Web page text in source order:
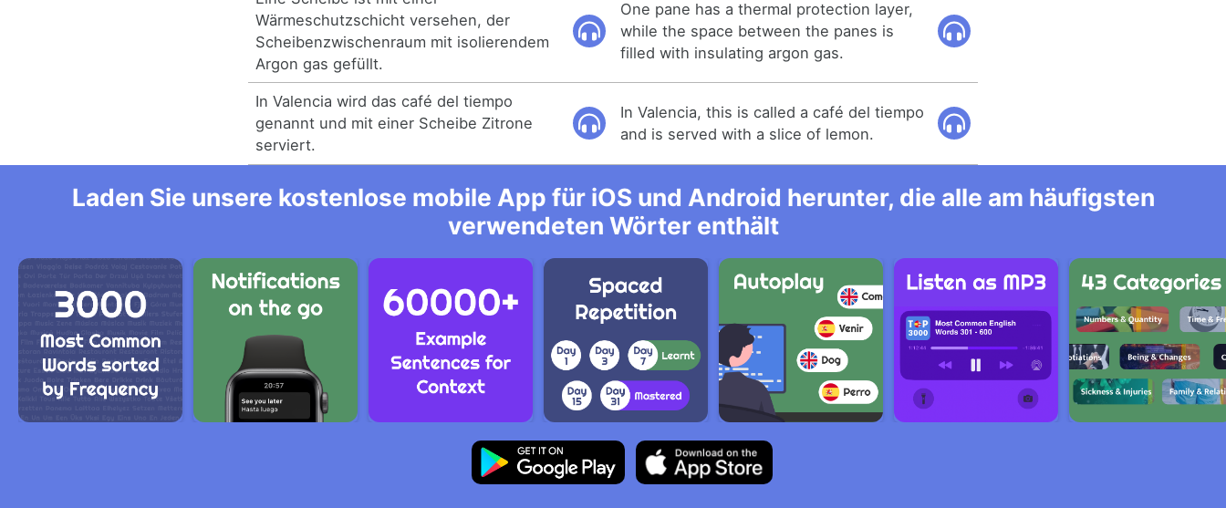
Wärmeschutzschicht versehen, der
Scheibenzwischenraum mit isolierendem
Argon gas gefüllt.
One pane has a thermal protection layer,
while the space between the panes is
filled with insulating argon gas.
In Valencia wird das café del tiempo
genannt und mit einer Scheibe Zitrone
serviert.
In Valencia, this is called a café del tiempo
and is served with a slice of lemon.
Laden Sie unsere kostenlose mobile App für iOS und Android herunter, die alle am häufigsten
verwendeten Wörter enthält